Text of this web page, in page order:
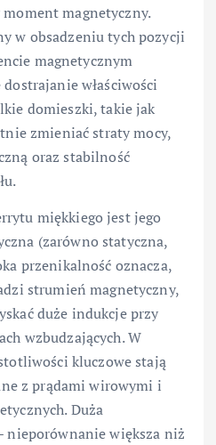
moment magnetyczny.
w obsadzeniu tych pozycji
magnetycznym
właściwości
domieszki, takie jak
zmieniać straty mocy,
oraz stabilność
miękkiego jest jego
(zarówno statyczna,
przenikalność oznacza,
strumień magnetyczny,
duże indukcje przy
wzbudzających. W
kluczowe stają
z prądami wirowymi i
Duża
nieporównanie większa niż